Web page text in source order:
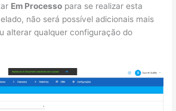
Em Processo para se realizar esta
não será possível adicionais mais
alterar qualquer configuração do